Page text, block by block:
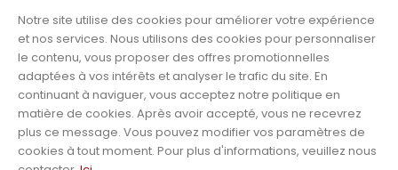
Notre site utilise des cookies pour améliorer votre expérience
et nos services. Nous utilisons des cookies pour personnaliser
le contenu, vous proposer des offres promotionnelles
adaptées à vos intérêts et analyser le trafic du site. En
continuant à naviguer, vous acceptez notre politique en
matière de cookies. Après avoir accepté, vous ne recevrez
plus ce message. Vous pouvez modifier vos paramètres de
cookies à tout moment. Pour plus d'informations, veuillez nous
© Luso Alimentation